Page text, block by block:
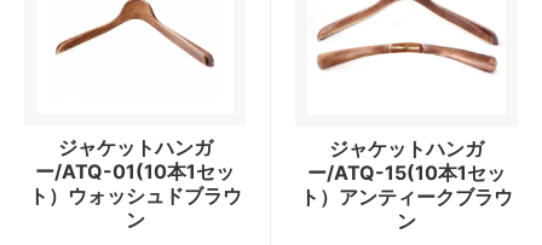
ジャケットハンガ
ー/ATQ-01(10本1セッ
ト）ウォッシュドブラウ
ン
ジャケットハンガ
ー/ATQ-15(10本1セッ
ト）アンティークブラウ
ン